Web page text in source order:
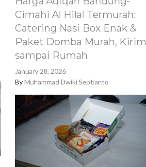
Cimahi Al Hilal Termurah:
Catering Nasi Box Enak &
Paket Domba Murah, Kirim
sampai Rumah
January 28, 2026
ByMuhammad Dwiki Septianto